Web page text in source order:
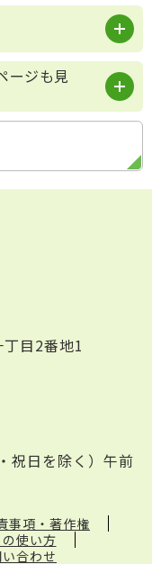
ージも見
目2番地1
祝日を除く）午前
事項・著作権
使い方
合わせ